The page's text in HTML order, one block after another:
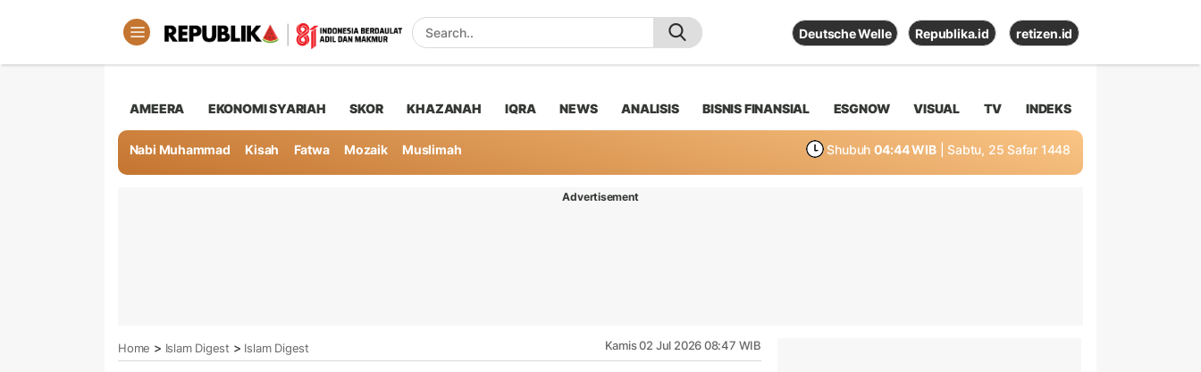
Deutsche Welle Republika.id retizen.id
AMEERA EKONOMI SYARIAH SKOR KHAZANAH IQRA NEWS ANALISIS BISNIS FINANSIAL ESGNOW VISUAL TV INDEKS
Nabi Muhammad Kisah Fatwa Mozaik Muslimah Shubuh 04:44 WIB | Sabtu, 25 Safar 1448
Advertisement
Home > Islam Digest > Islam Digest Kamis 02 Jul 2026 08:47 WIB